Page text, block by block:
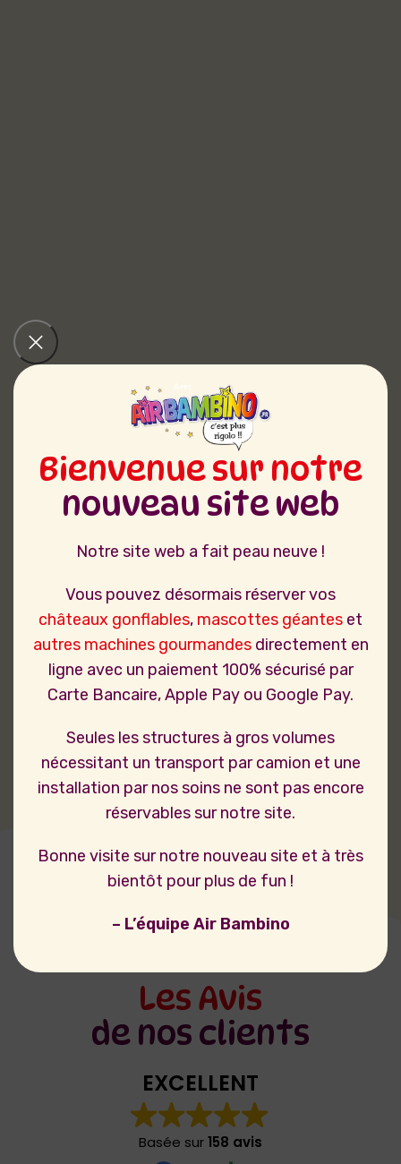
Bienvenue sur notre
nouveau site web
Notre site web a fait peau neuve !
Vous pouvez désormais réserver vos
châteaux gonflables, mascottes géantes et
autres machines gourmandesdirectement en
ligne avec un paiement 100% sécurisé par
Carte Bancaire, Apple Pay ou Google Pay.
Seules les structures à gros volumes
nécessitant un transport par camion et une
installation par nos soins ne sont pas encore
réservables sur notre site.
Bonne visite sur notre nouveau site et à très
bientôt pour plus de fun !
– L’équipe Air Bambino
Les Avis
de nos clients
EXCELLENT
Basée sur158 avis